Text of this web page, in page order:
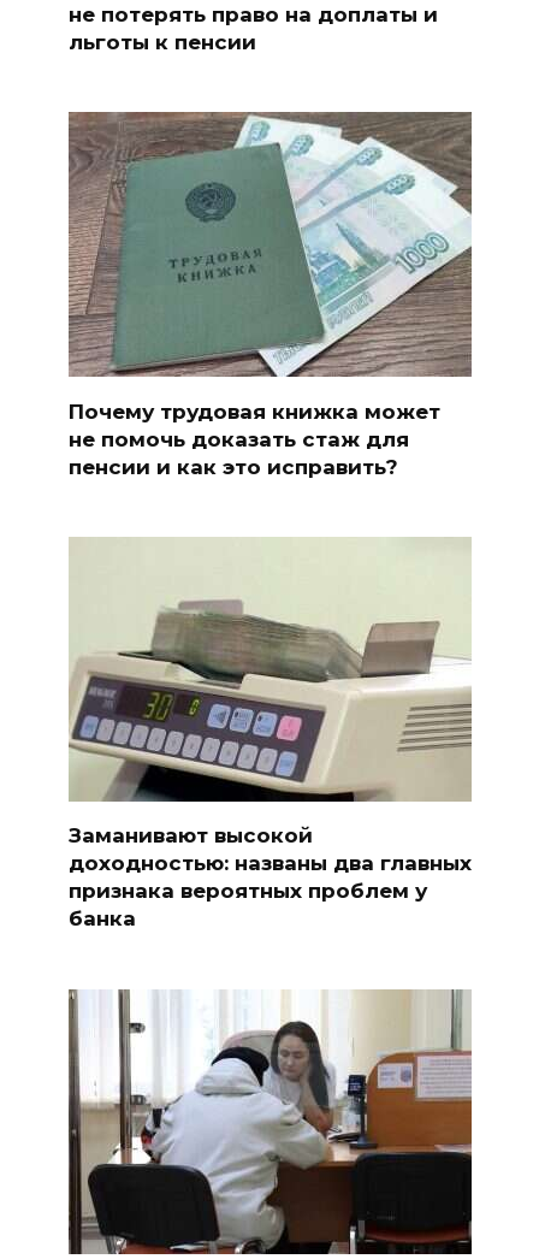
не потерять право на доплаты и
льготы к пенсии
Почему трудовая книжка может
не помочь доказать стаж для
пенсии и как это исправить?
Заманивают высокой
доходностью: названы два главных
признака вероятных проблем у
банка